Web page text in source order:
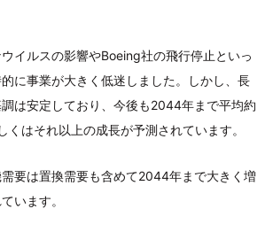
イルスの影響やBoeing社の飛行停止といっ
に事業が大きく低迷しました。しかし、長
は安定しており、今後も2044年まで平均約
くはそれ以上の成長が予測されています。
要は置換需要も含めて2044年まで大きく増
います。